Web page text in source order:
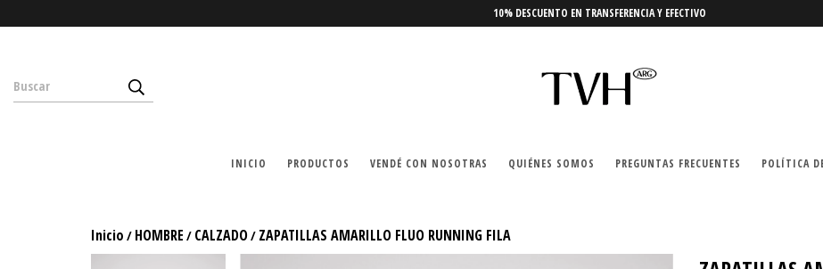
10% DESCUENTO EN TRANSFERENCIA Y EFECTIVO
INICIO PRODUCTOS VENDÉ CON NOSOTRAS QUIÉNES SOMOS PREGUNTAS FRECUENTES POLÍTICA
Inicio / HOMBRE / CALZADO/ ZAPATILLAS AMARILLO FLUO RUNNING FILA